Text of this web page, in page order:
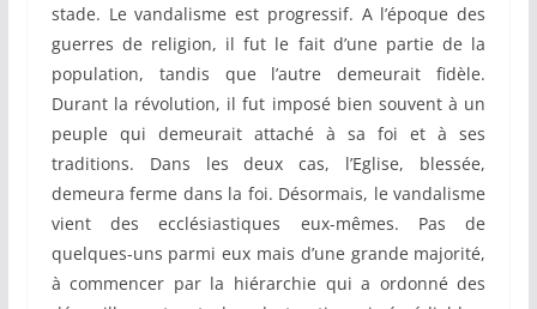
stade. Le vandalisme est progressif. A l’époque des
guerres de religion, il fut le fait d’une partie de la
population, tandis que l’autre demeurait fidèle.
Durant la révolution, il fut imposé bien souvent à un
peuple qui demeurait attaché à sa foi et à ses
traditions. Dans les deux cas, l’Eglise, blessée,
demeura ferme dans la foi. Désormais, le vandalisme
vient des ecclésiastiques eux-mêmes. Pas de
quelques-uns parmi eux mais d’une grande majorité,
à commencer par la hiérarchie qui a ordonné des